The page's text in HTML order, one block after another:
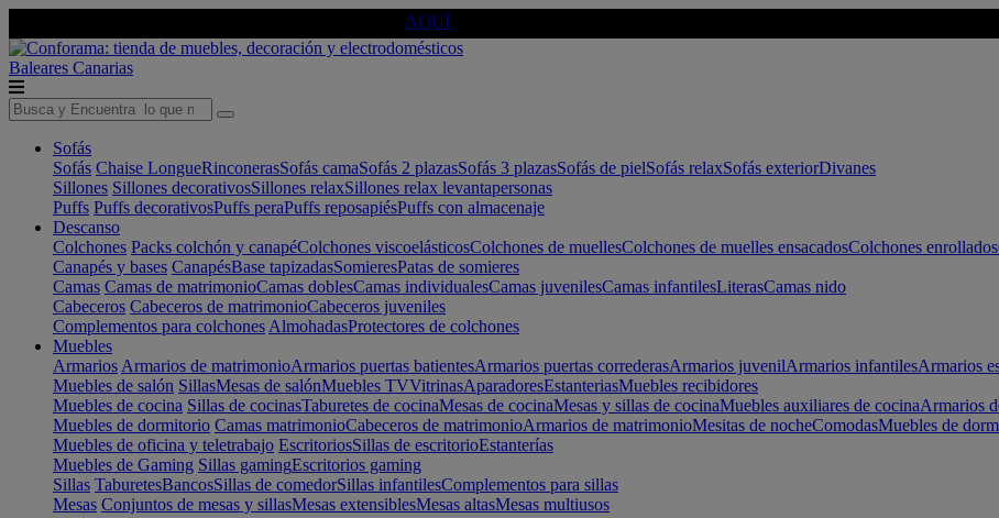
AQUÍ
Baleares Canarias
Sofás
Sofás Chaise LongueRinconerasSofás camaSofás 2 plazasSofás 3 plazasSofás de pielSofás relaxSofás exteriorDivanes
Sillones Sillones decorativosSillones relaxSillones relax levantapersonas
Puffs Puffs decorativosPuffs peraPuffs reposapiésPuffs con almacenaje
Descanso
Colchones Packs colchón y canapéColchones viscoelásticosColchones de muellesColchones de muelles ensacadosColchones enrollados
Canapés y bases CanapésBase tapizadasSomieresPatas de somieres
Camas Camas de matrimonioCamas doblesCamas individualesCamas juvenilesCamas infantilesLiterasCamas nido
Cabeceros Cabeceros de matrimonioCabeceros juveniles
Complementos para colchones AlmohadasProtectores de colchones
Muebles
Armarios Armarios de matrimonioArmarios puertas batientesArmarios puertas correderasArmarios juvenilArmarios infantilesArmarios
Muebles de salón SillasMesas de salónMuebles TVVitrinasAparadoresEstanteriasMuebles recibidores
Muebles de cocina Sillas de cocinasTaburetes de cocinaMesas de cocinaMesas y sillas de cocinaMuebles auxiliares de cocinaArmarios
Muebles de dormitorio Camas matrimonioCabeceros de matrimonioArmarios de matrimonioMesitas de nocheComodasMuebles de
Muebles de oficina y teletrabajo EscritoriosSillas de escritorioEstanterías
Muebles de Gaming Sillas gamingEscritorios gaming
Sillas TaburetesBancosSillas de comedorSillas infantilesComplementos para sillas
Mesas Conjuntos de mesas y sillasMesas extensiblesMesas altasMesas multiusos